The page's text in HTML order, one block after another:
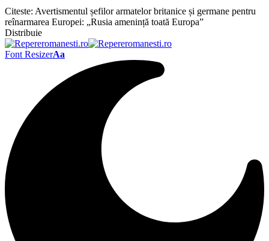
Citeste: Avertismentul șefilor armatelor britanice și germane pentru
reînarmarea Europei: „Rusia amenință toată Europa”
Distribuie
Font ResizerAa